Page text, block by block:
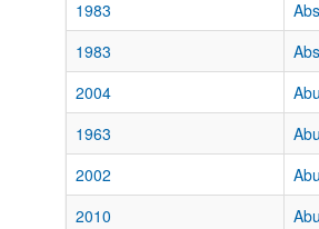
1983
1983
2004
1963
2002
2010